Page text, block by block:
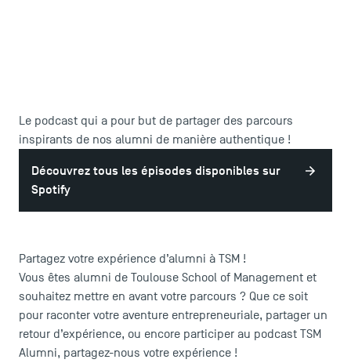
Le podcast qui a pour but de partager des parcours
inspirants de nos alumni de manière authentique !
Découvrez tous les épisodes disponibles sur
Spotify
Partagez votre expérience d’alumni à TSM !
Vous êtes alumni de Toulouse School of Management et
souhaitez mettre en avant votre parcours ? Que ce soit
pour raconter votre aventure entrepreneuriale, partager un
retour d’expérience, ou encore participer au podcast TSM
Alumni, partagez-nous votre expérience !